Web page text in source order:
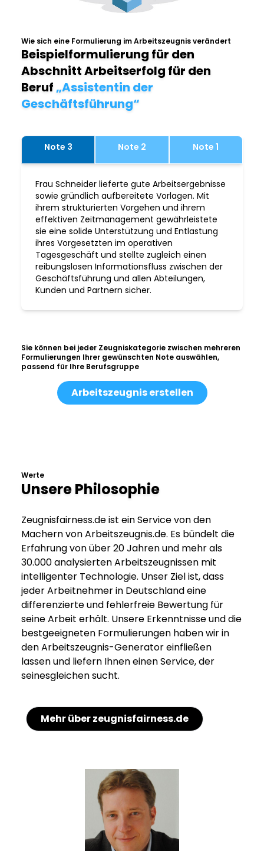
Wie sich eine Formulierung im Arbeitszeugnis verändert
Beispielformulierung für den
Abschnitt Arbeitserfolg für den
Beruf„Assistentin der
Geschäftsführung“
Note 3 Note 2 Note 1
Frau Schneider lieferte gute Arbeitsergebnisse
sowie gründlich aufbereitete Vorlagen. Mit
ihrem strukturierten Vorgehen und ihrem
effektiven Zeitmanagement gewährleistete
sie eine solide Unterstützung und Entlastung
ihres Vorgesetzten im operativen
Tagesgeschäft und stellte zugleich einen
reibungslosen Informationsfluss zwischen der
Geschäftsführung und allen Abteilungen,
Kunden und Partnern sicher.
Sie können bei jeder Zeugniskategorie zwischen mehreren
Formulierungen Ihrer gewünschten Note auswählen,
passend für Ihre Berufsgruppe
Arbeitszeugnis erstellen
Werte
Unsere Philosophie
Zeugnisfairness.de ist ein Service von den
Machern von Arbeitszeugnis.de. Es bündelt die
Erfahrung von über 20 Jahren und mehr als
30.000 analysierten Arbeitszeugnissen mit
intelligenter Technologie. Unser Ziel ist, dass
jeder Arbeitnehmer in Deutschland eine
differenzierte und fehlerfreie Bewertung für
seine Arbeit erhält. Unsere Erkenntnisse und die
bestgeeigneten Formulierungen haben wir in
den Arbeitszeugnis-Generator einfließen
lassen und liefern Ihnen einen Service, der
seinesgleichen sucht.
Mehr über zeugnisfairness.de